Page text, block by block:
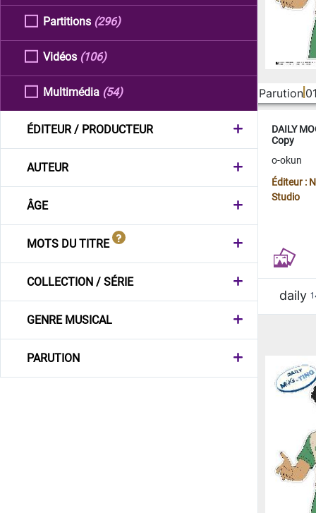
Partitions (296)
Vidéos (106)
Multimédia (54)
ÉDITEUR / PRODUCTEUR
AUTEUR
ÂGE
MOTS DU TITRE
COLLECTION / SÉRIE
GENRE MUSICAL
PARUTION
Parution
DAILY
Copy
o-okun
Éditeur :
Studio
daily